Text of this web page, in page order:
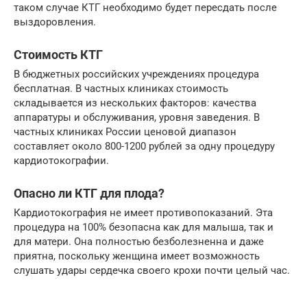
таком случае КТГ необходимо будет пересдать после
выздоровления.
Стоимость КТГ
В бюджетных российских учреждениях процедура
бесплатная. В частных клиниках стоимость
складывается из нескольких факторов: качества
аппаратуры и обслуживания, уровня заведения. В
частных клиниках России ценовой диапазон
составляет около 800-1200 рублей за одну процедуру
кардиотокографии.
Опасно ли КТГ для плода?
Кардиотокография не имеет противопоказаний. Эта
процедура на 100% безопасна как для малыша, так и
для матери. Она полностью безболезненна и даже
приятна, поскольку женщина имеет возможность
слушать удары сердечка своего крохи почти целый час.